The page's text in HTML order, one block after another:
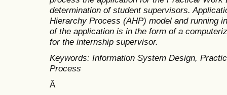
determination of student supervisors.
Hierarchy Process (AHP) model and running
of the application is in the form of a
for the internship supervisor.
Keywords: Information System Design,
Process
Â